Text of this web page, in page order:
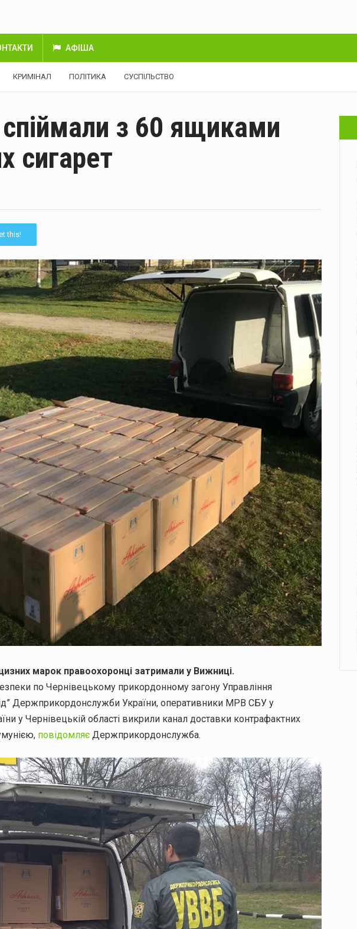
АФІША
КРИМІНАЛ ПОЛІТИКА СУСПІЛЬСТВО
спіймали з 60 ящиками
сигарет
this!
марок правоохоронці затримали у Вижниці.
по Чернівецькому прикордонному загону Управління
Держприкордонслужби України, оперативники МРВ СБУ у
у Чернівецькій області викрили канал доставки контрафактних
повідомляє Держприкордонслужба.